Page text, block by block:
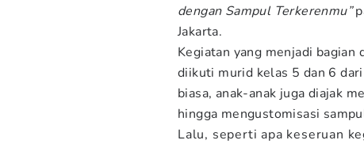
dengan Sampul Terkerenmu”
Jakarta.
Kegiatan yang menjadi
diikuti murid kelas 5 dan 6
biasa, anak-anak juga diajak
hingga mengustomisasi
Lalu, seperti apa keseruan